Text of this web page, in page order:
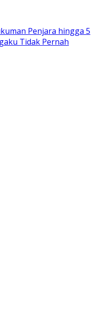
Penjara hingga 5
Tidak Pernah